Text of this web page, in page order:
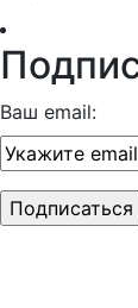
Ваш email: